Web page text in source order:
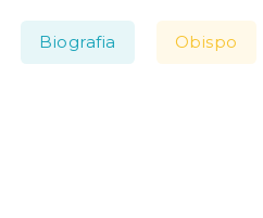
Biografia Obispo